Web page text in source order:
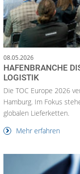
08.05.2026
HAFENBRANCHE
LOGISTIK
Die TOC Europe 2026
Hamburg. Im Fokus
globalen Lieferketten.
Mehr erfahren